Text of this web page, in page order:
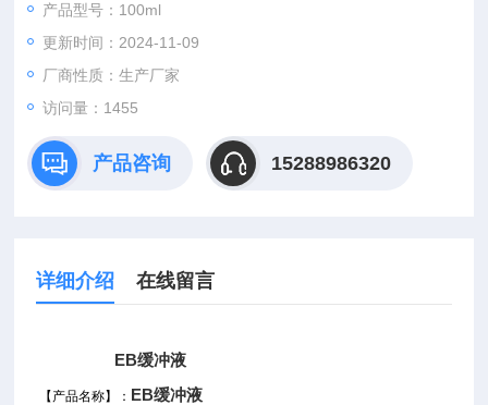
产品型号：100ml
更新时间：2024-11-09
厂商性质：生产厂家
访问量：1455
产品咨询 15288986320
详细介绍 在线留言
EB缓冲液
【产品名称】： EB缓冲液